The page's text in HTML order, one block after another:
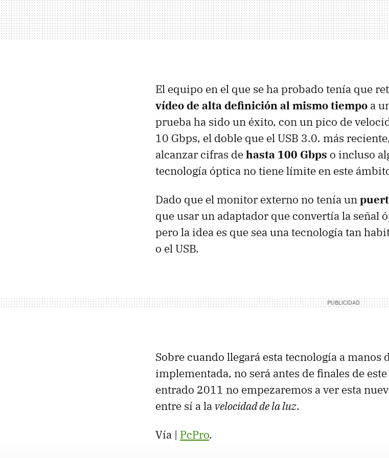
El equipo en el que se ha probado tenía que
vídeo de alta definición al mismo tiempo a
prueba ha sido un éxito, con un pico de
10 Gbps, el doble que el USB 3.0. más
alcanzar cifras dehasta 100 Gbps o incluso
tecnología óptica no tiene límite en este
Dado que el monitor externo no tenía un
que usar un adaptador que convertía la señal
pero la idea es que sea una tecnología tan
o el USB.
Sobre cuando llegará esta tecnología a manos
implementada, no será antes de finales de
entrado 2011 no empezaremos a ver esta
entre sí a la velocidad de la luz.
Vía | PcPro.